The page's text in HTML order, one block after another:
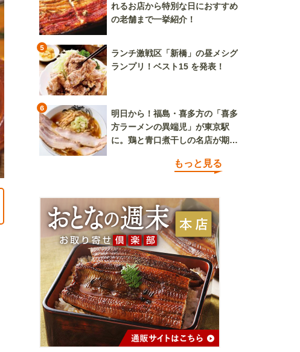
れるお店から特別な日におすすめ
の老舗まで一挙紹介！
5
ランチ激戦区「新橋」の昼メシグ
ランプリ！ベスト15 を発表！
6
明日から！福島・喜多方の「喜多
方ラーメンの異端児」が東京駅
に。鶏と青口煮干しの名店が期間
もっと見る